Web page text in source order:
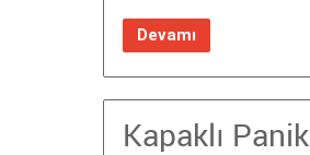
Devamı
Kapaklı